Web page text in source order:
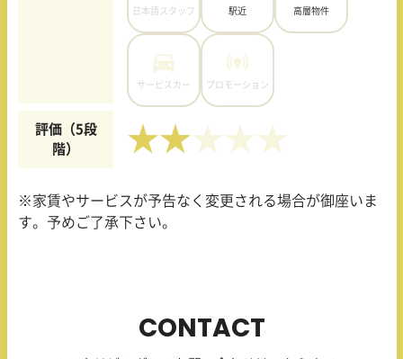
日本語スタッフ 駅近 高層物件
サービスカー プロモーション
評価（5段
階）
★★
※家賃やサービスが予告なく変更される場合が御座いま
す。予めご了承下さい。
CONTACT